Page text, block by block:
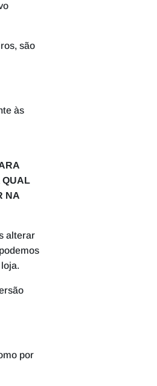
são
às
QUAL
NA
alterar
por